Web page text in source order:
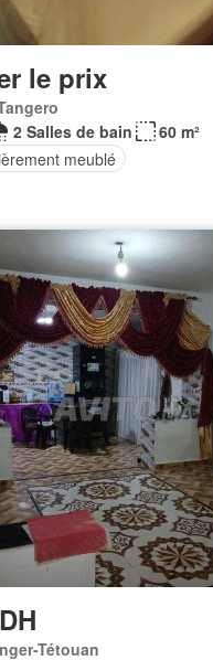
le prix
2 Salles de bain
60 m²
meublé
Tétouan